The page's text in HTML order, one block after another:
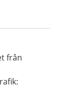
från